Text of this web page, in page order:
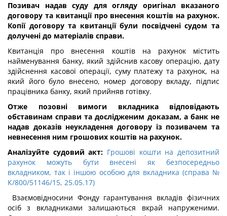
Позивач надав суду для огляду оригінал вказаного
договору та квитанції про внесення коштів на рахунок.
Копії договору та квитанції були посвідчені судом та
долучені до матеріалів справи.
Квитанція про внесення коштів на рахунок містить
найменування банку, який здійснив касову операцію, дату
здійснення касової операції, суму платежу та рахунок, на
який його було внесено, номер договору вкладу, підпис
працівника банку, який прийняв готівку.
Отже позовні вимоги вкладника відповідають
обставинам справи та дослідженим доказам, а банк не
надав доказів неукладення договору із позивачем та
невнесення ним грошових коштів на рахунок.
Аналізуйте судовий акт: Грошові кошти на депозитний
рахунок можуть бути внесені як безпосередньо
вкладником, так і іншою особою для вкладника (справа №
К/800/51146/15, 25.05.17)
Взаємовідносини Фонду гарантування вкладів фізичних
осіб з вкладниками залишаються вкрай напруженими.